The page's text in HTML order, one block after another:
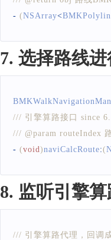
- (NSArray<
7. 选择路线
/// 引擎算路接口 since
/// @param routeIndex
- (void)naviCalcRoute:(
8. 监听引擎
/// 引擎算路代理，回调